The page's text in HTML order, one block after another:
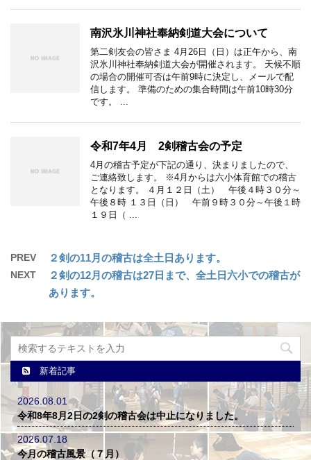
南沢氷川神社奉納剣道大会について
第二剣友会の皆さま 4月26日（日）は正午から、南
沢氷川神社奉納剣道大会が開催されます。 天候不順
の場合の開催可否は午前9時に決定し、メールで配
信します。 準備のための集合時間は午前10時30分
です。 ...
令和7年4月 2剣稽古会の予定
4月の稽古予定が下記の通り、決まりましたので、
ご連絡致します。 ※4月からは六小体育館での稽古
となります。 ４月１２日（土） 午後４時３０分～
午後８時 １３日（日） 午前９時３０分～午後１時
１９日（ ...
PREV ２剣の11月の稽古は全土日あります。
NEXT
２剣の12月の稽古は27日まで、全土日六小での稽古が
あります。
新着記事
2026.08.01
令和8年8月2日の2剣の稽古会は中止になりました。
2026.07.18
今月の稽古風景（７月）